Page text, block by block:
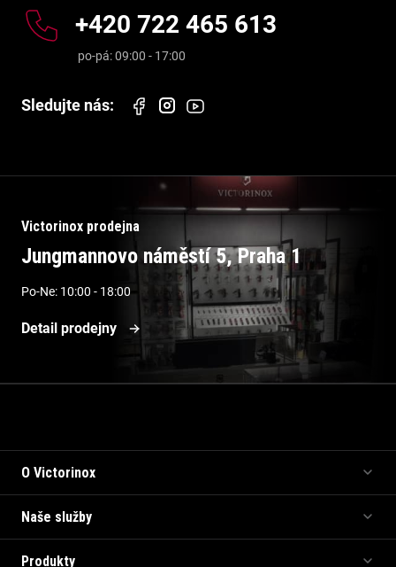
+420 722 465 613
Victorinox prodejna
Jungmannovo náměstí 5, Praha 1
Po-Ne: 10:00 - 18:00
Detail prodejny
O Victorinox
Naše služby
Produkty